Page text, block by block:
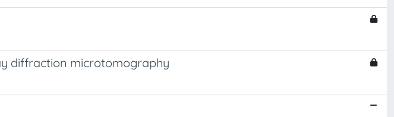
diffraction microtomography